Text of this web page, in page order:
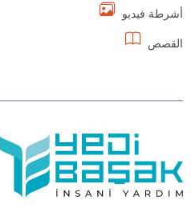
أشرطة فيديو
القصص